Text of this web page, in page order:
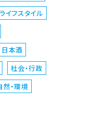
ライフスタイル
日本酒
社会・行政
然・環境